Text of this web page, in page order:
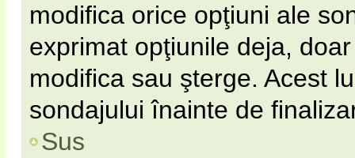
modifica orice opţiuni ale
exprimat opţiunile deja,
modifica sau şterge. Acest
sondajului înainte de
Sus